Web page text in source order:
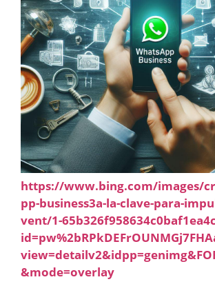
https://www.bing.com/images/
pp-business3a-la-clave-para-
vent/1-
&mode=overlay